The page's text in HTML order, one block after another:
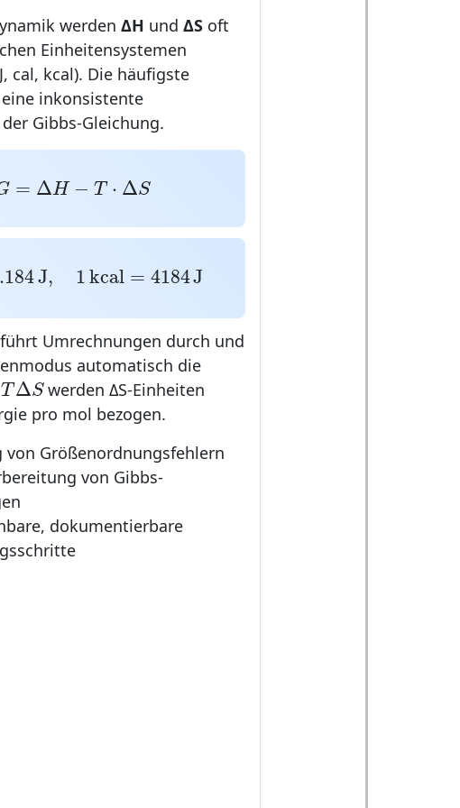
werden ΔH und ΔS oft
Einheitensystemen
cal, kcal). Die häufigste
inkonsistente
Gibbs-Gleichung.
= ΔH − T ⋅ ΔS
Δ =Δ H− ⋅Δ
J, 1kcal = 4184J
4.184 k cal=4184J
Umrechnungen durch und
automatisch die
T ΔS
TΔS
werden ΔS-Einheiten
pro mol bezogen.
von Größenordnungsfehlern
von Gibbs-
dokumentierbare